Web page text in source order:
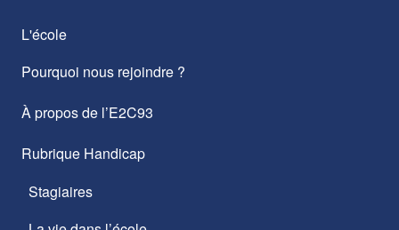
L'école
Pourquoi nous rejoindre ?
À propos de l’E2C93
Rubrique Handicap
Stagiaires